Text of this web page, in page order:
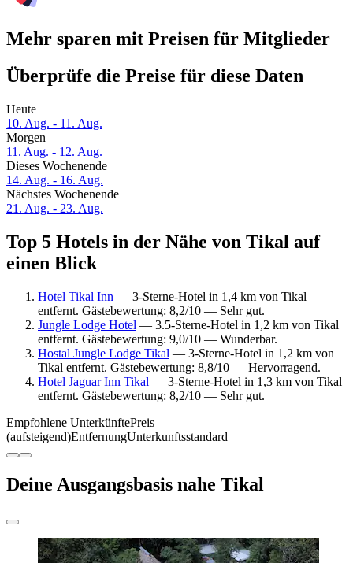
Mehr sparen mit Preisen für Mitglieder
Überprüfe die Preise für diese Daten
Heute
10. Aug. - 11. Aug.
Morgen
11. Aug. - 12. Aug.
Dieses Wochenende
14. Aug. - 16. Aug.
Nächstes Wochenende
21. Aug. - 23. Aug.
Top 5 Hotels in der Nähe von Tikal auf
einen Blick
Hotel Tikal Inn — 3-Sterne-Hotel in 1,4 km von Tikal
entfernt. Gästebewertung: 8,2/10 — Sehr gut.
Jungle Lodge Hotel — 3.5-Sterne-Hotel in 1,2 km von Tikal
entfernt. Gästebewertung: 9,0/10 — Wunderbar.
Hostal Jungle Lodge Tikal — 3-Sterne-Hotel in 1,2 km von
Tikal entfernt. Gästebewertung: 8,8/10 — Hervorragend.
Hotel Jaguar Inn Tikal — 3-Sterne-Hotel in 1,3 km von Tikal
entfernt. Gästebewertung: 8,2/10 — Sehr gut.
Empfohlene UnterkünftePreis
(aufsteigend)EntfernungUnterkunftsstandard
Deine Ausgangsbasis nahe Tikal